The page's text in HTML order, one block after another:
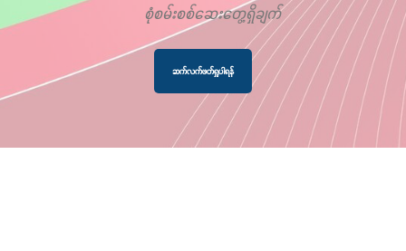
စုံစမ်းစစ်ဆေးတွေ့ရှိချက်
ဆက်လက်ဖတ်ရှုပါရန်